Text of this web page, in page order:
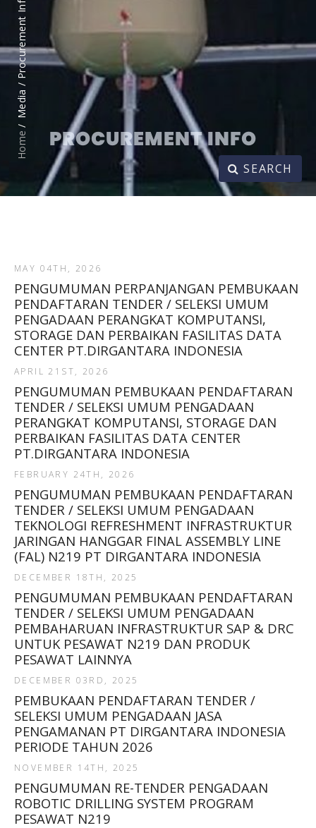
PROCUREMENT INFO
SEARCH
Home
Media /
Procurement Info
MAY 04TH, 2026
PENGUMUMAN PERPANJANGAN PEMBUKAAN
PENDAFTARAN TENDER / SELEKSI UMUM
PENGADAAN PERANGKAT KOMPUTANSI,
STORAGE DAN PERBAIKAN FASILITAS DATA
CENTER PT.DIRGANTARA INDONESIA
APRIL 21ST, 2026
PENGUMUMAN PEMBUKAAN PENDAFTARAN
TENDER / SELEKSI UMUM PENGADAAN
PERANGKAT KOMPUTANSI, STORAGE DAN
PERBAIKAN FASILITAS DATA CENTER
PT.DIRGANTARA INDONESIA
FEBRUARY 24TH, 2026
PENGUMUMAN PEMBUKAAN PENDAFTARAN
TENDER / SELEKSI UMUM PENGADAAN
TEKNOLOGI REFRESHMENT INFRASTRUKTUR
JARINGAN HANGGAR FINAL ASSEMBLY LINE
(FAL) N219 PT DIRGANTARA INDONESIA
DECEMBER 18TH, 2025
PENGUMUMAN PEMBUKAAN PENDAFTARAN
TENDER / SELEKSI UMUM PENGADAAN
PEMBAHARUAN INFRASTRUKTUR SAP & DRC
UNTUK PESAWAT N219 DAN PRODUK
PESAWAT LAINNYA
DECEMBER 03RD, 2025
PEMBUKAAN PENDAFTARAN TENDER /
SELEKSI UMUM PENGADAAN JASA
PENGAMANAN PT DIRGANTARA INDONESIA
PERIODE TAHUN 2026
NOVEMBER 14TH, 2025
PENGUMUMAN RE-TENDER PENGADAAN
ROBOTIC DRILLING SYSTEM PROGRAM
PESAWAT N219